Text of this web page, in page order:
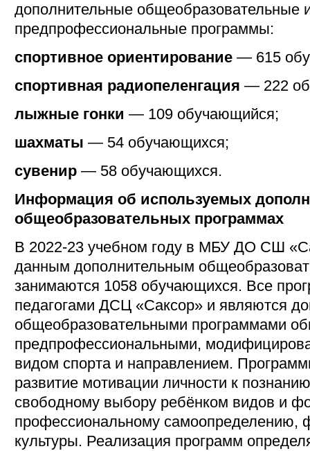
дополнительные общеобразовательные
предпрофессиональные программы:
спортивное ориентирование — 615
спортивная радиопеленгация — 222
лыжные гонки — 109 обучающийся;
шахматы — 54 обучающихся;
сувенир — 58 обучающихся.
Информация об используемых
общеобразовательных программах
В 2022-23 учебном году в МБУ ДО СШ
данным дополнительным
занимаются 1058 обучающихся. Все
педагогами ДСЦ «Саксор» и являются
общеобразовательными программами
предпрофессиональными,
видом спорта и направлением.
развитие мотивации личности к
свободному выбору ребёнком видов и
профессиональному
культуры. Реализация программ